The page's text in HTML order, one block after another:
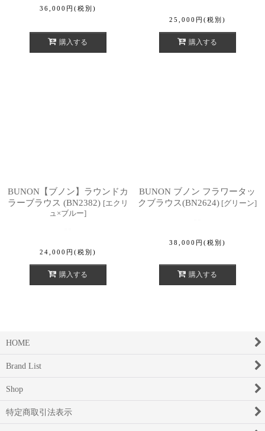
36,000 円 (税別)
購入する
25,000 円 (税別)
購入する
BUNON【ブノン】ラウンドカ
ラーブラウス (BN2382) [エクリ
ュ×ブルー]
24,000 円 (税別)
購入する
BUNON ブノン フラワータッ
クブラウス(BN2624) [グリーン]
38,000 円 (税別)
購入する
HOME
Brand List
Shop
特定商取引法表示